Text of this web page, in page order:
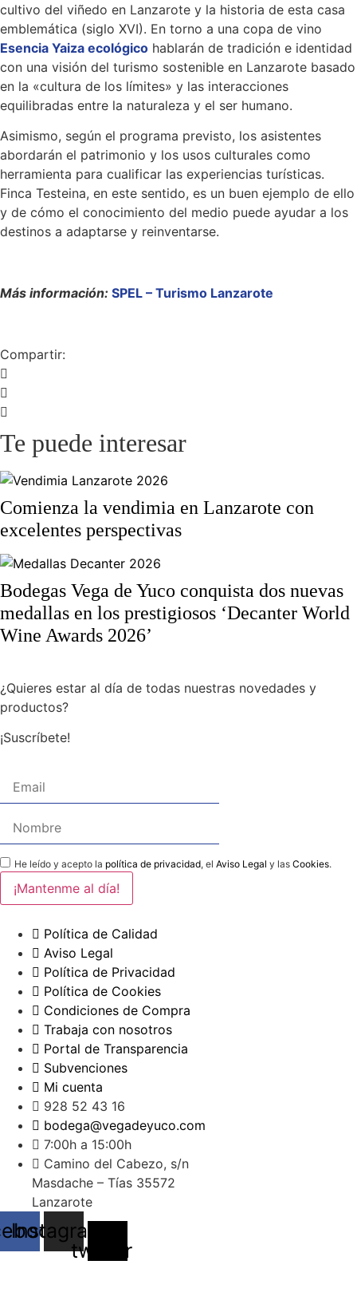
cultivo del viñedo en Lanzarote y la historia de esta casa
emblemática (siglo XVI). En torno a una copa de vino
Esencia Yaiza ecológico hablarán de tradición e identidad
con una visión del turismo sostenible en Lanzarote basado
en la «cultura de los límites» y las interacciones
equilibradas entre la naturaleza y el ser humano.
Asimismo, según el programa previsto, los asistentes
abordarán el patrimonio y los usos culturales como
herramienta para cualificar las experiencias turísticas.
Finca Testeina, en este sentido, es un buen ejemplo de ello
y de cómo el conocimiento del medio puede ayudar a los
destinos a adaptarse y reinventarse.
Más información: SPEL – Turismo Lanzarote
Compartir:
Te puede interesar
Comienza la vendimia en Lanzarote con
excelentes perspectivas
Bodegas Vega de Yuco conquista dos nuevas
medallas en los prestigiosos ‘Decanter World
Wine Awards 2026’
¿Quieres estar al día de todas nuestras novedades y
productos?
¡Suscríbete!
He leído y acepto la política de privacidad, el Aviso Legal y las Cookies.
Política de Calidad
Aviso Legal
Política de Privacidad
Política de Cookies
Condiciones de Compra
Trabaja con nosotros
Portal de Transparencia
Subvenciones
Mi cuenta
928 52 43 16
bodega@vegadeyuco.com
7:00h a 15:00h
Camino del Cabezo, s/n
Masdache – Tías 35572
Lanzarote
Instagram
twitter